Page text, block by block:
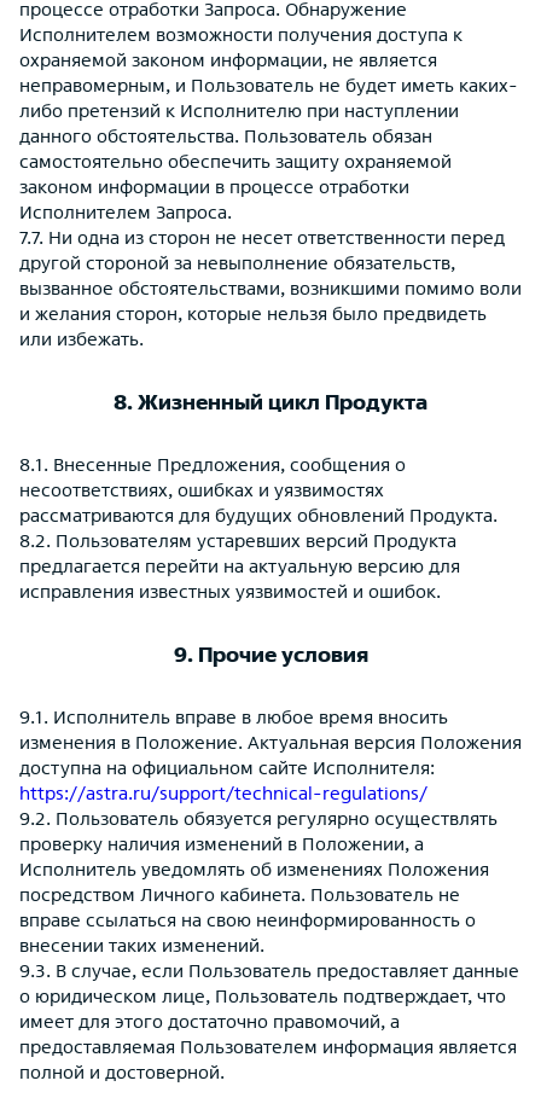
процессе отработки Запроса. Обнаружение
Исполнителем возможности получения доступа к
охраняемой законом информации, не является
неправомерным, и Пользователь не будет иметь каких-
либо претензий к Исполнителю при наступлении
данного обстоятельства. Пользователь обязан
самостоятельно обеспечить защиту охраняемой
законом информации в процессе отработки
Исполнителем Запроса.
7.7. Ни одна из сторон не несет ответственности перед
другой стороной за невыполнение обязательств,
вызванное обстоятельствами, возникшими помимо воли
и желания сторон, которые нельзя было предвидеть
или избежать.
8. Жизненный цикл Продукта
8.1. Внесенные Предложения, сообщения о
несоответствиях, ошибках и уязвимостях
рассматриваются для будущих обновлений Продукта.
8.2. Пользователям устаревших версий Продукта
предлагается перейти на актуальную версию для
исправления известных уязвимостей и ошибок.
9. Прочие условия
9.1. Исполнитель вправе в любое время вносить
изменения в Положение. Актуальная версия Положения
доступна на официальном сайте Исполнителя:
https://astra.ru/support/technical-regulations/
9.2. Пользователь обязуется регулярно осуществлять
проверку наличия изменений в Положении, а
Исполнитель уведомлять об изменениях Положения
посредством Личного кабинета. Пользователь не
вправе ссылаться на свою неинформированность о
внесении таких изменений.
9.3. В случае, если Пользователь предоставляет данные
о юридическом лице, Пользователь подтверждает, что
имеет для этого достаточно правомочий, а
предоставляемая Пользователем информация является
полной и достоверной.